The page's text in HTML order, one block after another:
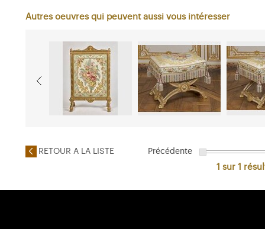
Autres oeuvres qui peuvent aussi vous intéresser
RETOUR A LA LISTE Précédente
1 sur 1